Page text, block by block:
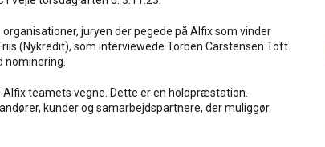
juryen der pegede på Alfix som vinder
(Nykredit), som interviewede Torben Carstensen Toft
teamets vegne. Dette er en holdpræstation.
kunder og samarbejdspartnere, der muliggør